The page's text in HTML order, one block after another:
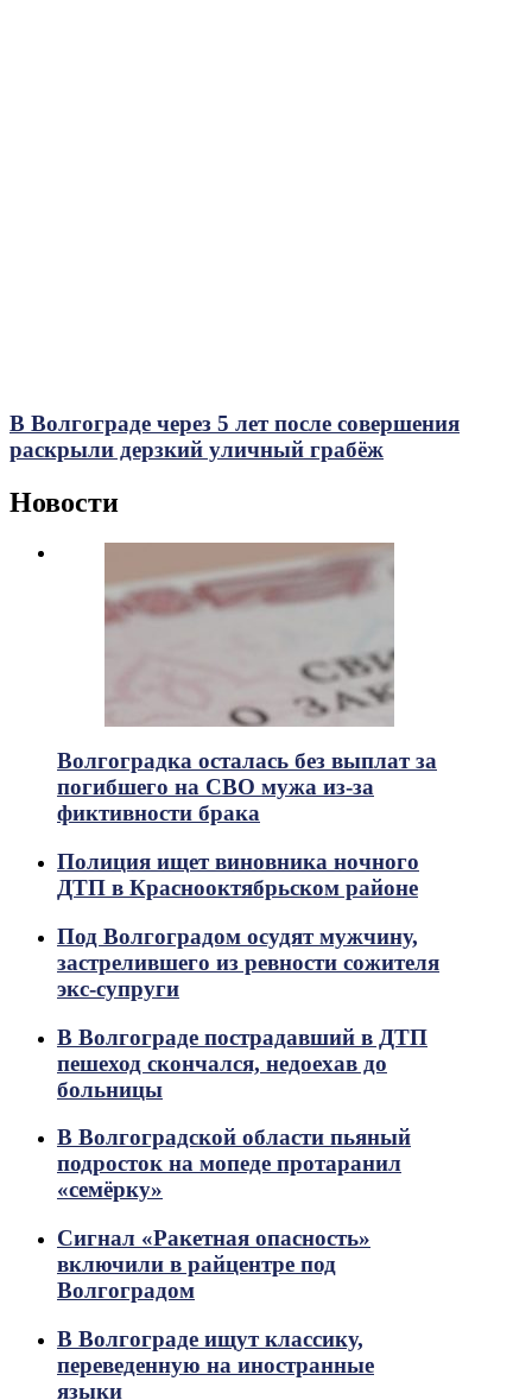
В Волгограде через 5 лет после совершения
раскрыли дерзкий уличный грабёж
Новости
Волгоградка осталась без выплат за
погибшего на СВО мужа из-за
фиктивности брака
Полиция ищет виновника ночного
ДТП в Краснооктябрьском районе
Под Волгоградом осудят мужчину,
застрелившего из ревности сожителя
экс-супруги
В Волгограде пострадавший в ДТП
пешеход скончался, недоехав до
больницы
В Волгоградской области пьяный
подросток на мопеде протаранил
«семёрку»
Сигнал «Ракетная опасность»
включили в райцентре под
Волгоградом
В Волгограде ищут классику,
переведенную на иностранные
языки